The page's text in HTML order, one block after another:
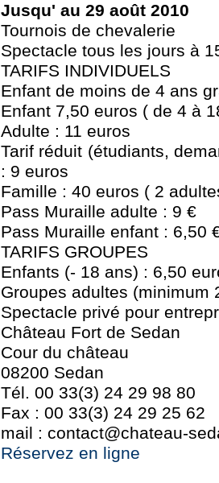
Jusqu' au 29 août 2010
Tournois de chevalerie
Spectacle tous les jours à
TARIFS INDIVIDUELS
Enfant de moins de 4 ans
Enfant 7,50 euros ( de 4 à
Adulte : 11 euros
Tarif réduit (étudiants,
: 9 euros
Famille : 40 euros ( 2
Pass Muraille adulte : 9 €
Pass Muraille enfant : 6,50
TARIFS GROUPES
Enfants (- 18 ans) : 6,50
Groupes adultes (minimum
Spectacle privé pour
Château Fort de Sedan
Cour du château
08200 Sedan
Tél. 00 33(3) 24 29 98 80
Fax : 00 33(3) 24 29 25 62
mail : contact@chateau-
Réservez en ligne